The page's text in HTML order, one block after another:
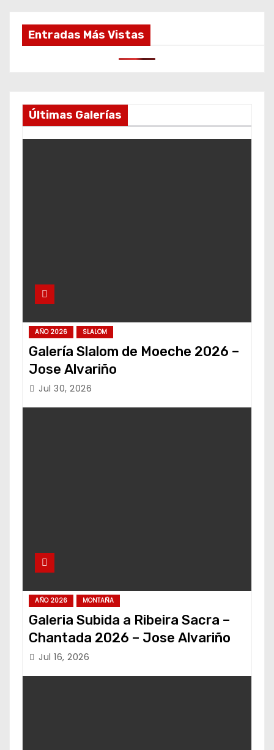
Entradas Más Vistas
Últimas Galerías
AÑO 2026 SLALOM
Galería Slalom de Moeche 2026 –
Jose Alvariño
Jul 30, 2026
AÑO 2026 MONTAÑA
Galeria Subida a Ribeira Sacra –
Chantada 2026 – Jose Alvariño
Jul 16, 2026